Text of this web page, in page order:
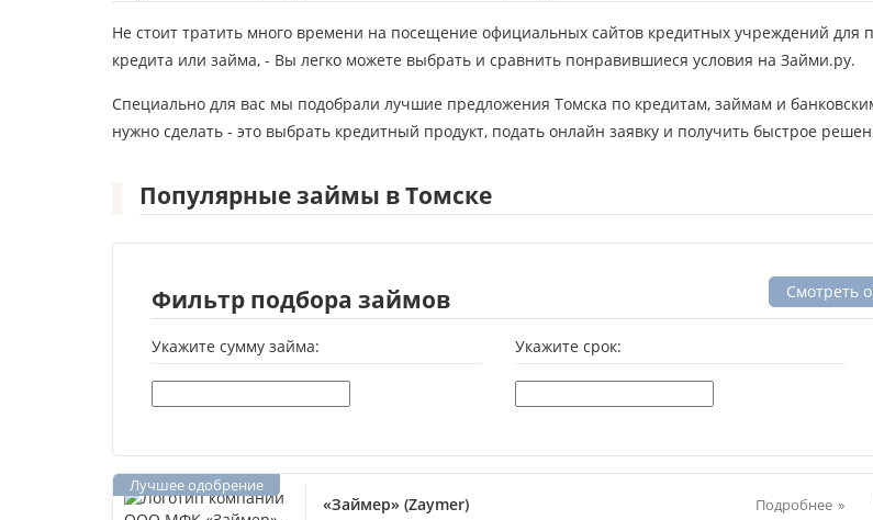
Не стоит тратить много времени на посещение официальных сайтов кредитных учреждений для
кредита или займа, - Вы легко можете выбрать и сравнить понравившиеся условия на Займи.ру.
Специально для вас мы подобрали лучшие предложения Томска по кредитам, займам и
нужно сделать - это выбрать кредитный продукт, подать онлайн заявку и получить быстрое
Популярные займы в Томске
Фильтр подбора займов Смотреть
Укажите сумму займа: Укажите срок:
«Займер» (Zaymer) Подробнее